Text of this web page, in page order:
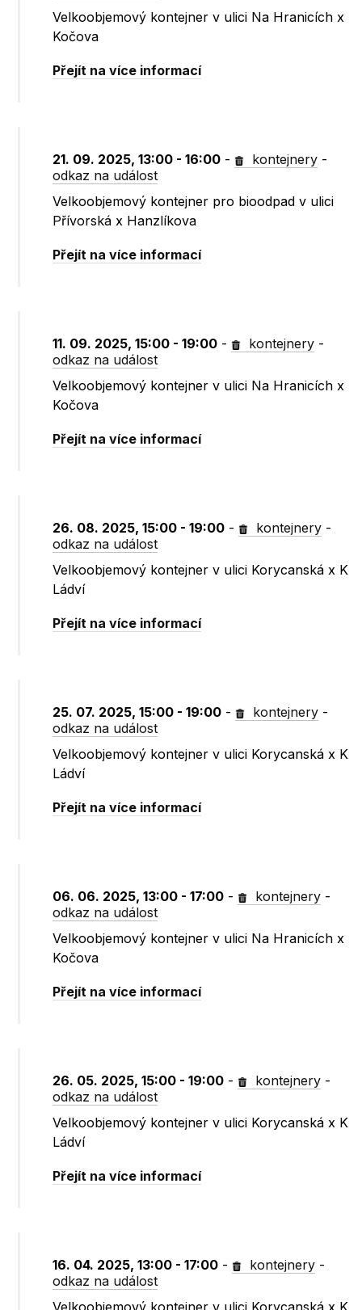
Velkoobjemový kontejner v ulici Na Hranicích x
Kočova
Přejít na více informací
21. 09. 2025, 13:00 - 16:00 - kontejnery -
odkaz na událost
Velkoobjemový kontejner pro bioodpad v ulici
Přívorská x Hanzlíkova
Přejít na více informací
11. 09. 2025, 15:00 - 19:00 - kontejnery -
odkaz na událost
Velkoobjemový kontejner v ulici Na Hranicích x
Kočova
Přejít na více informací
26. 08. 2025, 15:00 - 19:00 - kontejnery -
odkaz na událost
Velkoobjemový kontejner v ulici Korycanská x K
Ládví
Přejít na více informací
25. 07. 2025, 15:00 - 19:00 - kontejnery -
odkaz na událost
Velkoobjemový kontejner v ulici Korycanská x K
Ládví
Přejít na více informací
06. 06. 2025, 13:00 - 17:00 - kontejnery -
odkaz na událost
Velkoobjemový kontejner v ulici Na Hranicích x
Kočova
Přejít na více informací
26. 05. 2025, 15:00 - 19:00 - kontejnery -
odkaz na událost
Velkoobjemový kontejner v ulici Korycanská x K
Ládví
Přejít na více informací
16. 04. 2025, 13:00 - 17:00 - kontejnery -
odkaz na událost
Velkoobjemový kontejner v ulici Korycanská x K